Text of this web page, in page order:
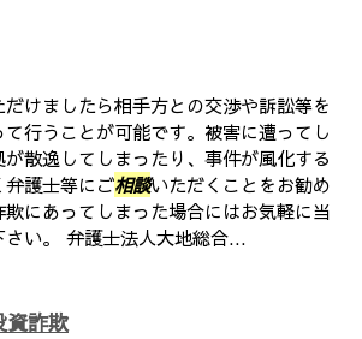
だけましたら相手方との交渉や訴訟等を
行うことが可能です。被害に遭ってし
散逸してしまったり、事件が風化する
護士等にご相談いただくことをお勧め
欺にあってしまった場合にはお気軽に当
さい。 弁護士法人大地総合...
資詐欺